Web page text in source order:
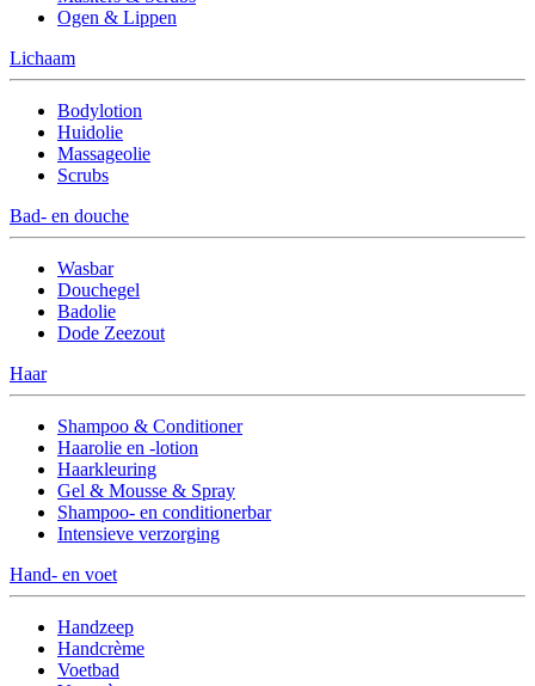
Ogen & Lippen
Lichaam
Bodylotion
Huidolie
Massageolie
Scrubs
Bad- en douche
Wasbar
Douchegel
Badolie
Dode Zeezout
Haar
Shampoo & Conditioner
Haarolie en -lotion
Haarkleuring
Gel & Mousse & Spray
Shampoo- en conditionerbar
Intensieve verzorging
Hand- en voet
Handzeep
Handcrème
Voetbad